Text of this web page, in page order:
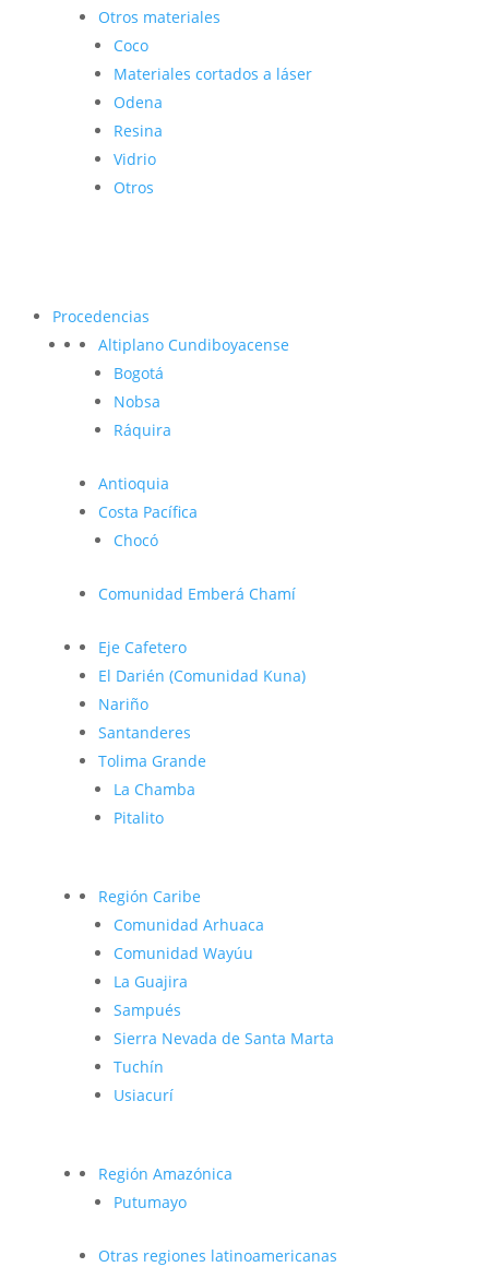
Otros materiales
Coco
Materiales cortados a láser
Odena
Resina
Vidrio
Otros
Procedencias
Altiplano Cundiboyacense
Bogotá
Nobsa
Ráquira
Antioquia
Costa Pacífica
Chocó
Comunidad Emberá Chamí
Eje Cafetero
El Darién (Comunidad Kuna)
Nariño
Santanderes
Tolima Grande
La Chamba
Pitalito
Región Caribe
Comunidad Arhuaca
Comunidad Wayúu
La Guajira
Sampués
Sierra Nevada de Santa Marta
Tuchín
Usiacurí
Región Amazónica
Putumayo
Otras regiones latinoamericanas